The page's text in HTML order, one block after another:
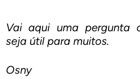
Vai aqui uma pergunta
seja útil para muitos.
Osny